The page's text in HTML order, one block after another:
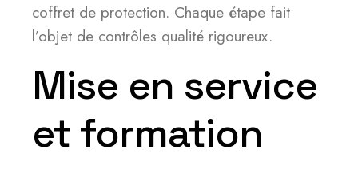
coffret de protection. Chaque étape fait
l’objet de contrôles qualité rigoureux.
Mise en service
et formation